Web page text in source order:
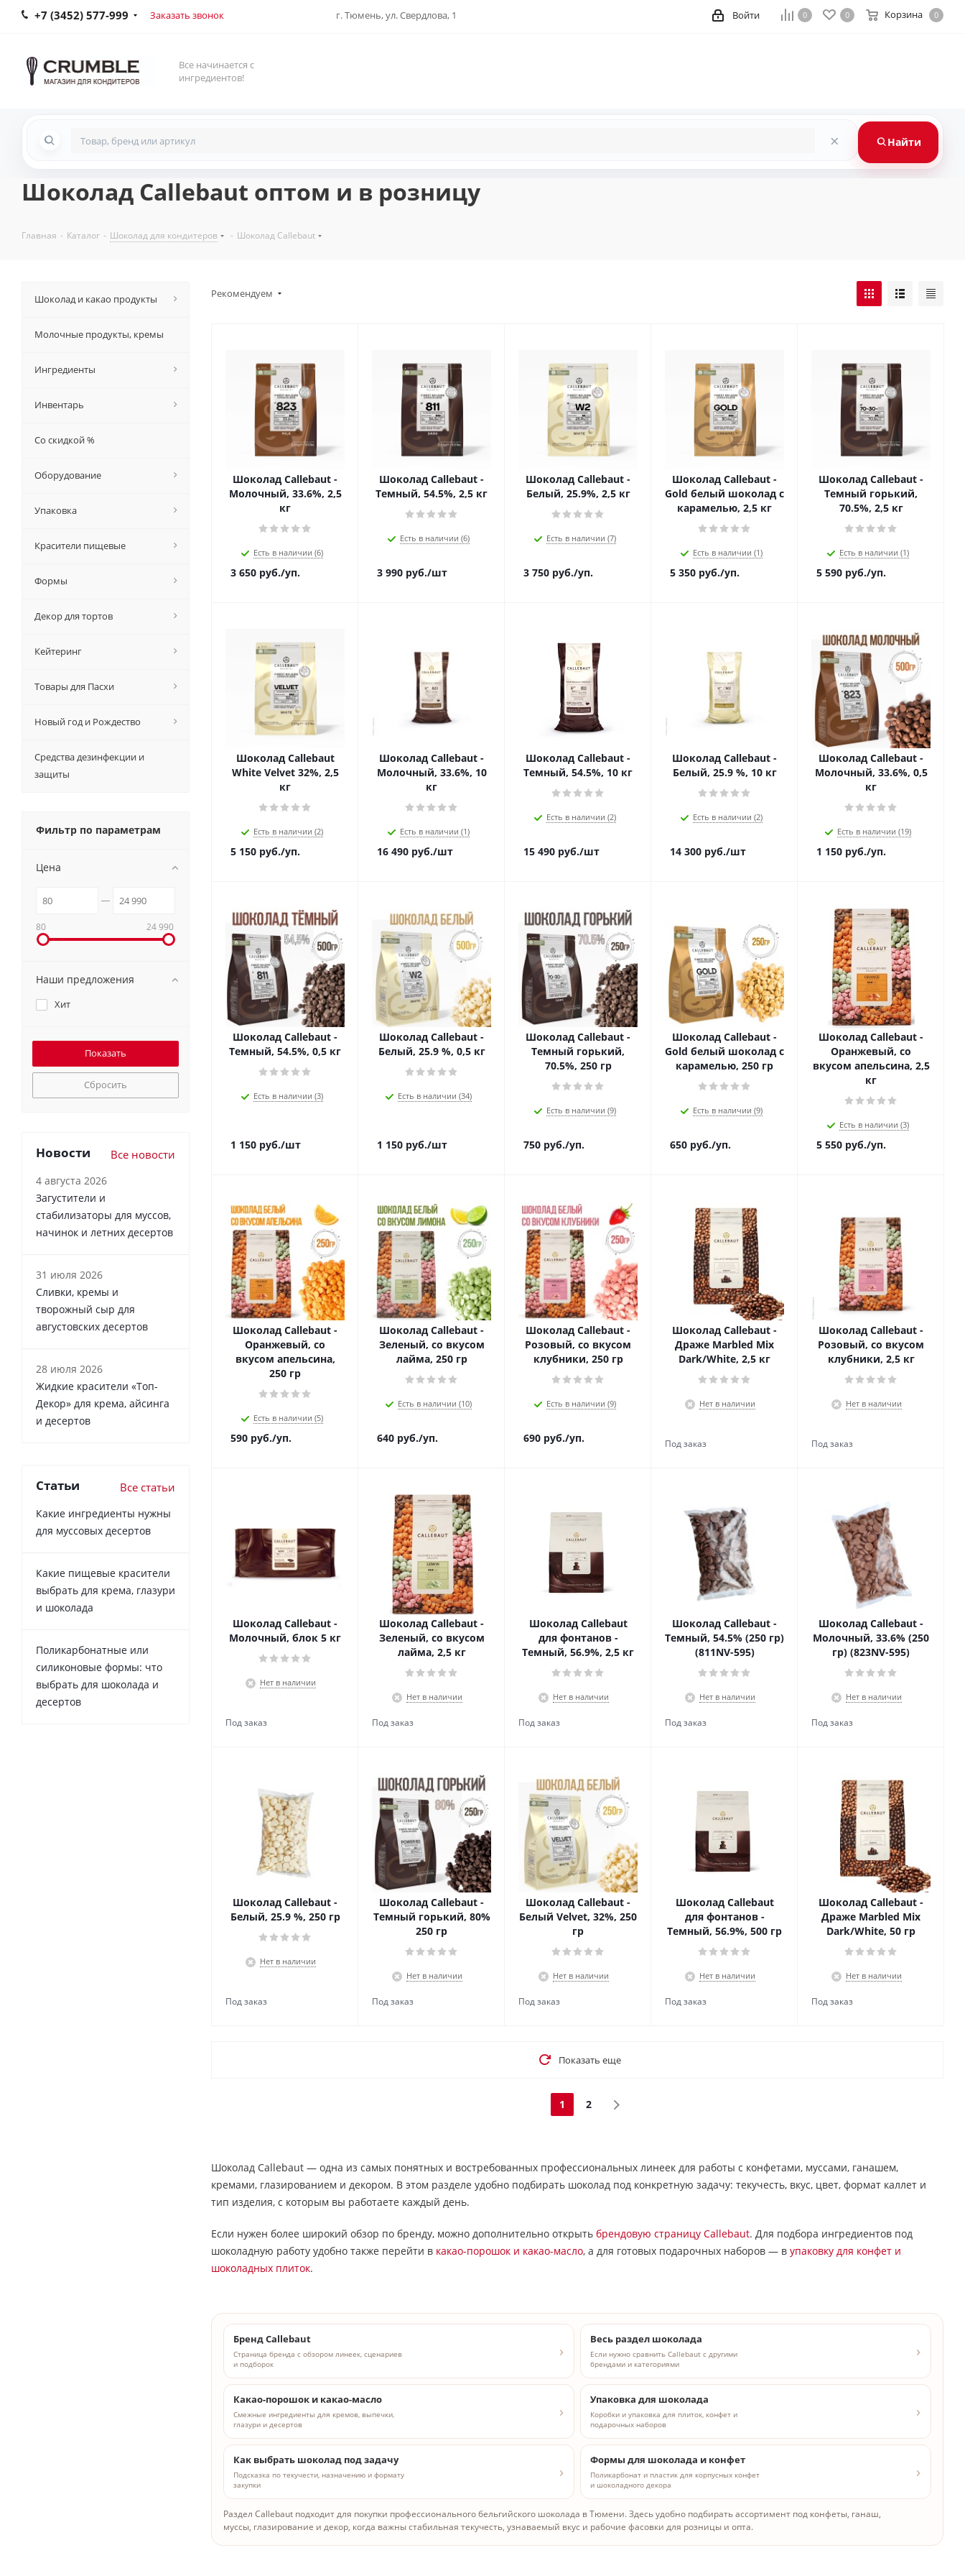
+7 (3452) 577-999 Заказать звонок г. Тюмень, ул. Свердлова, 1 0 0 Корзина 0
Войти
Все начинается с
ингредиентов!
× Найти
Шоколад Callebaut оптом и в розницу
Главная - Каталог - Шоколад для кондитеров - Шоколад Callebaut
Рекомендуем
Шоколад Callebaut -
Молочный, 33.6%, 2,5
кг
Есть в наличии (6)
3 650 руб./уп.
Шоколад Callebaut -
Темный, 54.5%, 2,5 кг
Есть в наличии (6)
3 990 руб./шт
Шоколад Callebaut -
Белый, 25.9%, 2,5 кг
Есть в наличии (7)
3 750 руб./уп.
Шоколад Callebaut -
Gold белый шоколад с
карамелью, 2,5 кг
Есть в наличии (1)
5 350 руб./уп.
Шоколад Callebaut -
Темный горький,
70.5%, 2,5 кг
Есть в наличии (1)
5 590 руб./уп.
Шоколад Callebaut
White Velvet 32%, 2,5
кг
Есть в наличии (2)
5 150 руб./уп.
Шоколад Callebaut -
Молочный, 33.6%, 10
кг
Есть в наличии (1)
16 490 руб./шт
Шоколад Callebaut -
Темный, 54.5%, 10 кг
Есть в наличии (2)
15 490 руб./шт
Шоколад Callebaut -
Белый, 25.9 %, 10 кг
Есть в наличии (2)
14 300 руб./шт
Шоколад Callebaut -
Молочный, 33.6%, 0,5
кг
Есть в наличии (19)
1 150 руб./уп.
Шоколад Callebaut -
Темный, 54.5%, 0,5 кг
Есть в наличии (3)
1 150 руб./шт
Шоколад Callebaut -
Белый, 25.9 %, 0,5 кг
Есть в наличии (34)
1 150 руб./шт
Шоколад Callebaut -
Темный горький,
70.5%, 250 гр
Есть в наличии (9)
750 руб./уп.
Шоколад Callebaut -
Gold белый шоколад с
карамелью, 250 гр
Есть в наличии (9)
650 руб./уп.
Шоколад Callebaut -
Оранжевый, со
вкусом апельсина, 2,5
кг
Есть в наличии (3)
5 550 руб./уп.
Шоколад Callebaut -
Оранжевый, со
вкусом апельсина,
250 гр
Есть в наличии (5)
590 руб./уп.
Шоколад Callebaut -
Зеленый, со вкусом
лайма, 250 гр
Есть в наличии (10)
640 руб./уп.
Шоколад Callebaut -
Розовый, со вкусом
клубники, 250 гр
Есть в наличии (9)
690 руб./уп.
Шоколад Callebaut -
Драже Marbled Mix
Dark/White, 2,5 кг
Нет в наличии
Шоколад Callebaut -
Розовый, со вкусом
клубники, 2,5 кг
Нет в наличии
Шоколад Callebaut -
Молочный, блок 5 кг
Нет в наличии
Шоколад Callebaut -
Зеленый, со вкусом
лайма, 2,5 кг
Нет в наличии
Шоколад Callebaut
для фонтанов -
Темный, 56.9%, 2,5 кг
Нет в наличии
Шоколад Callebaut -
Темный, 54.5% (250 гр)
(811NV-595)
Нет в наличии
Шоколад Callebaut -
Молочный, 33.6% (250
гр) (823NV-595)
Нет в наличии
Шоколад Callebaut -
Белый, 25.9 %, 250 гр
Нет в наличии
Шоколад Callebaut -
Темный горький, 80%
250 гр
Нет в наличии
Шоколад Callebaut -
Белый Velvet, 32%, 250
гр
Нет в наличии
Шоколад Callebaut
для фонтанов -
Темный, 56.9%, 500 гр
Нет в наличии
Шоколад Callebaut -
Драже Marbled Mix
Dark/White, 50 гр
Нет в наличии
Показать еще
1 2
Шоколад Callebaut — одна из самых понятных и востребованных профессиональных линеек для работы с конфетами, муссами, ганашем,
кремами, глазированием и декором. В этом разделе удобно подбирать шоколад под конкретную задачу: текучесть, вкус, цвет, формат каллет и
тип изделия, с которым вы работаете каждый день.
Если нужен более широкий обзор по бренду, можно дополнительно открыть брендовую страницу Callebaut. Для подбора ингредиентов под
шоколадную работу удобно также перейти в какао-порошок и какао-масло, а для готовых подарочных наборов — в упаковку для конфет и
шоколадных плиток.
Бренд Callebaut
Страница бренда с обзором линеек, сценариев
и подборок
Весь раздел шоколада
Если нужно сравнить Callebaut с другими
брендами и категориями
Какао-порошок и какао-масло
Смежные ингредиенты для кремов, выпечки,
глазури и десертов
Упаковка для шоколада
Коробки и упаковка для плиток, конфет и
подарочных наборов
Как выбрать шоколад под задачу
Подсказка по текучести, назначению и формату
закупки
Формы для шоколада и конфет
Поликарбонат и пластик для корпусных конфет
и шоколадного декора
Раздел Callebaut подходит для покупки профессионального бельгийского шоколада в Тюмени. Здесь удобно подбирать ассортимент под конфеты, ганаш,
муссы, глазирование и декор, когда важны стабильная текучесть, узнаваемый вкус и рабочие фасовки для розницы и опта.
Шоколад и какао продукты
Молочные продукты, кремы
Ингредиенты
Инвентарь
Со скидкой %
Оборудование
Упаковка
Красители пищевые
Формы
Декор для тортов
Кейтеринг
Товары для Пасхи
Новый год и Рождество
Средства дезинфекции и
защиты
Фильтр по параметрам
Цена
80 24 990
Наши предложения
Хит
Сбросить
Новости Все новости
4 августа 2026
Загустители и
стабилизаторы для муссов,
начинок и летних десертов
31 июля 2026
Сливки, кремы и
творожный сыр для
августовских десертов
28 июля 2026
Жидкие красители «Топ-
Декор» для крема, айсинга
и десертов
Статьи Все статьи
Какие ингредиенты нужны
для муссовых десертов
Какие пищевые красители
выбрать для крема, глазури
и шоколада
Поликарбонатные или
силиконовые формы: что
выбрать для шоколада и
десертов